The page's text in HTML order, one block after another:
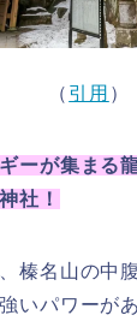
（ 引用 ）
ーが集まる
社！
榛名山の中
いパワーが